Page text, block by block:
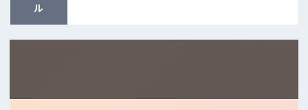
ル